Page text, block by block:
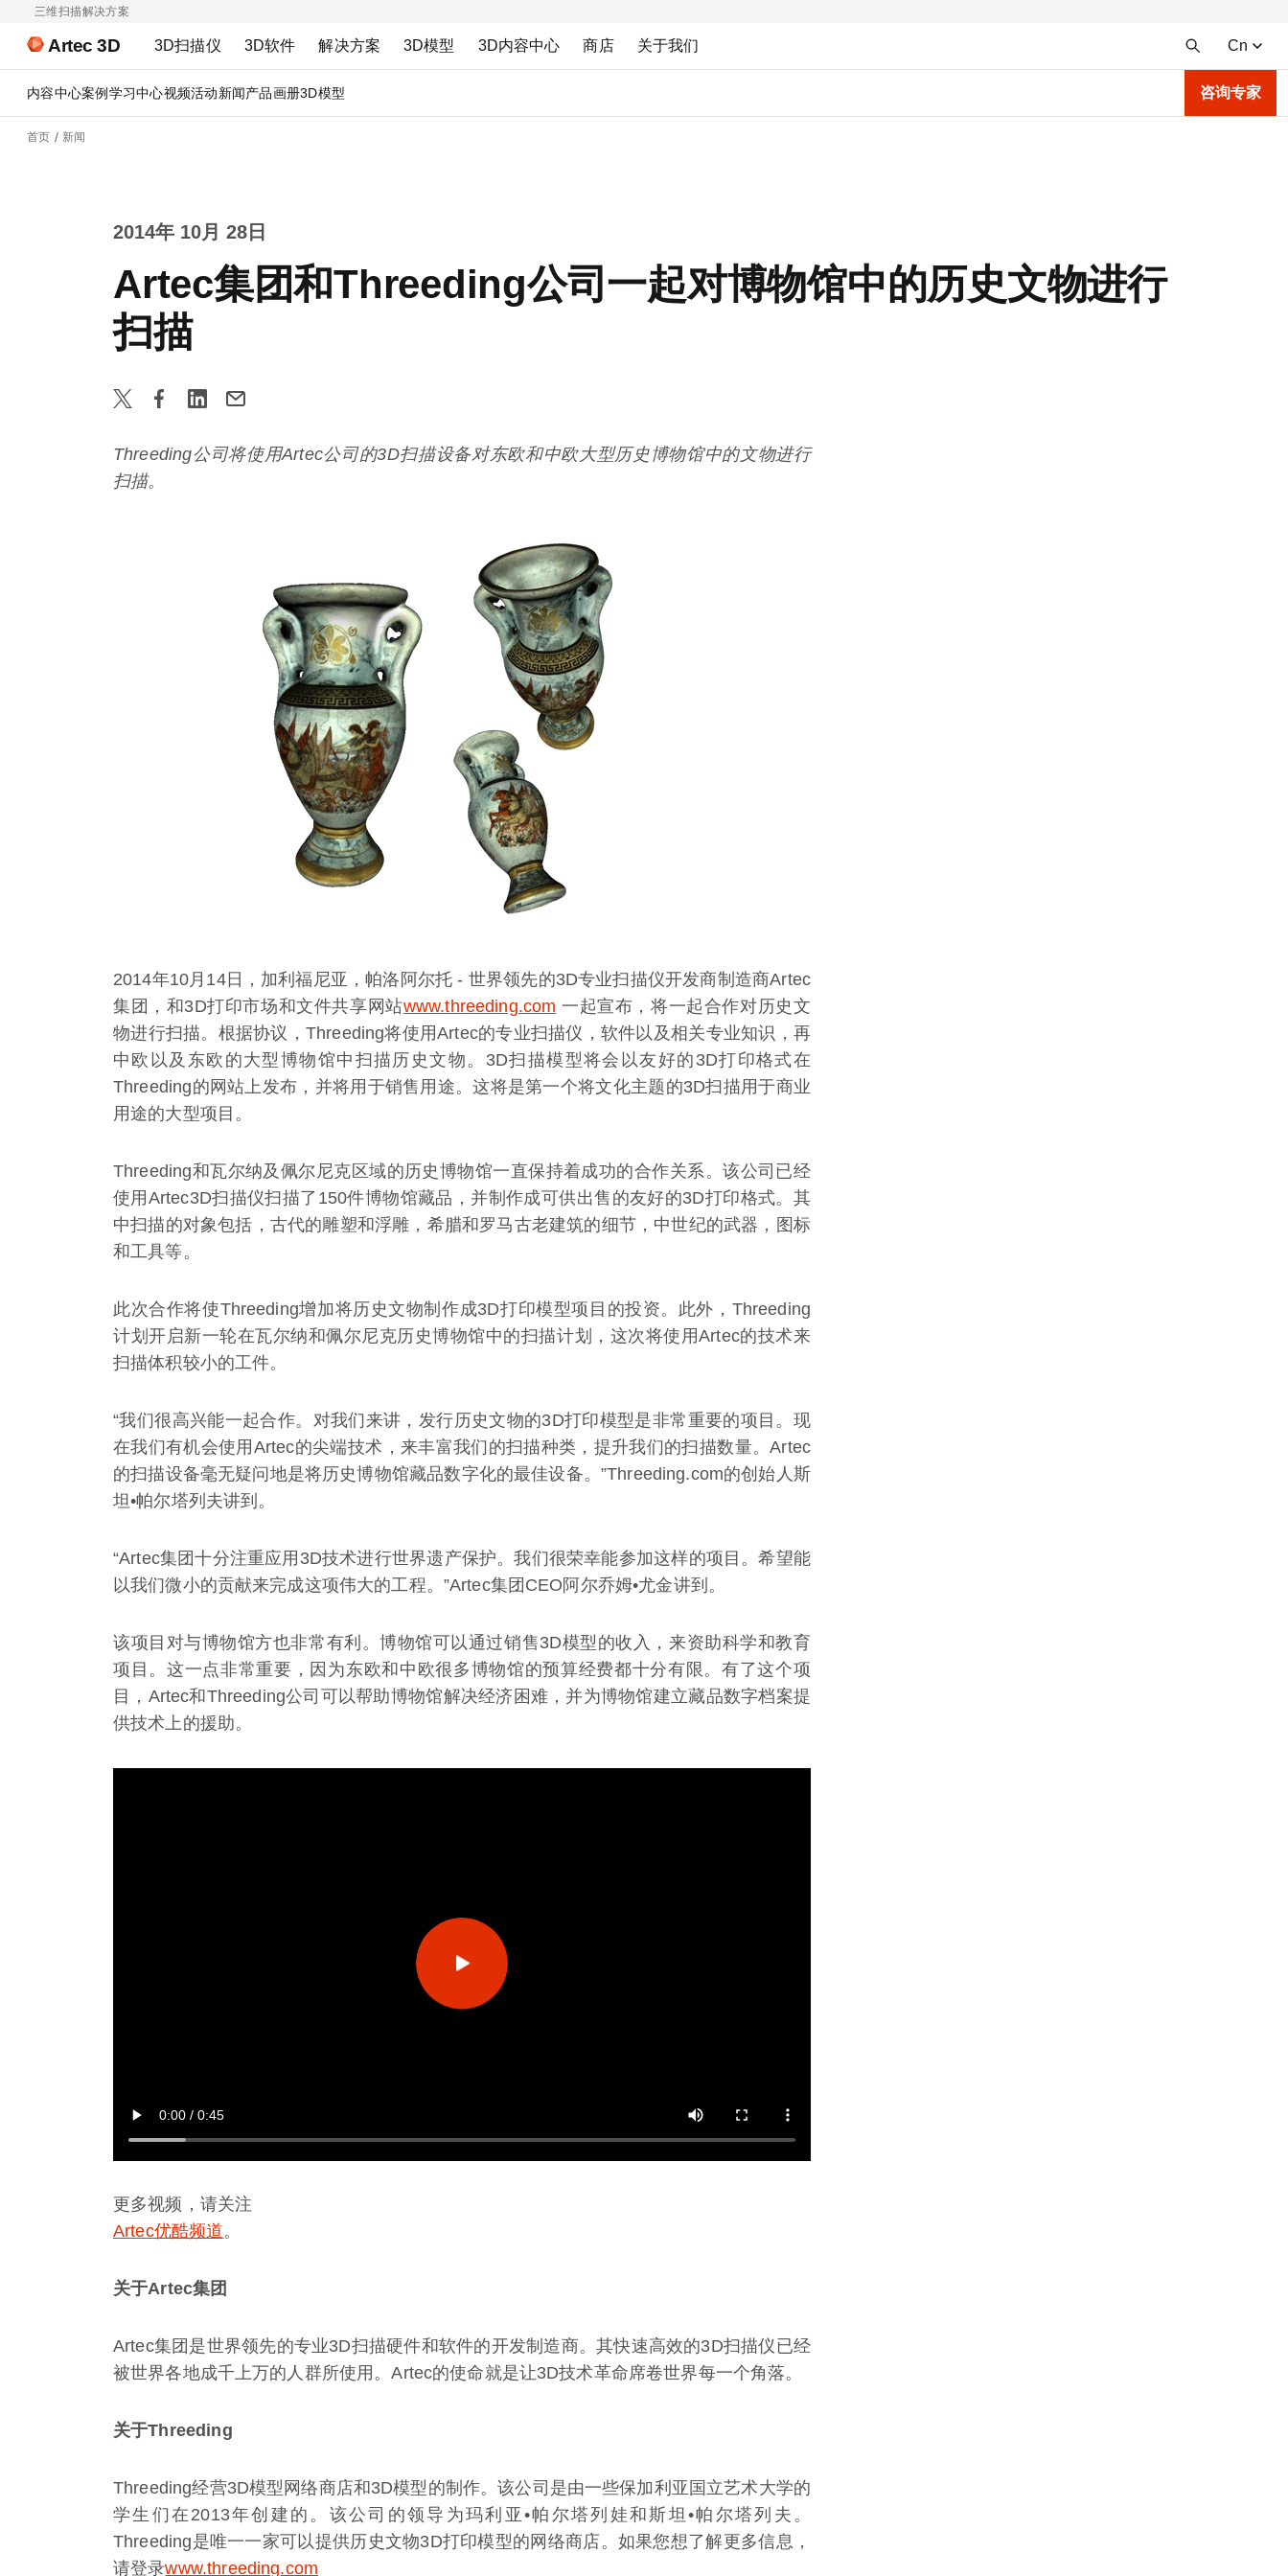
三维扫描解决方案
Artec 3D 3D扫描仪 3D软件 解决方案 3D模型 3D内容中心 商店 关于我们 Cn
内容中心案例 学习中心视频活动新闻产品画册3D模型 咨询专家
首页 新闻
2014年 10月 28日
Artec集团和Threeding公司一起对博物馆中的历史文物进行
扫描
Threeding公司将使用Artec公司的3D扫描设备对东欧和中欧大型历史博物馆中的文物进行
扫描。
2014年10月14日，加利福尼亚，帕洛阿尔托 - 世界领先的3D专业扫描仪开发商制造商Artec
集团，和3D打印市场和文件共享网站www.threeding.com 一起宣布，将一起合作对历史文
物进行扫描。根据协议，Threeding将使用Artec的专业扫描仪，软件以及相关专业知识，再
中欧以及东欧的大型博物馆中扫描历史文物。3D扫描模型将会以友好的3D打印格式在
Threeding的网站上发布，并将用于销售用途。这将是第一个将文化主题的3D扫描用于商业
用途的大型项目。
Threeding和瓦尔纳及佩尔尼克区域的历史博物馆一直保持着成功的合作关系。该公司已经
使用Artec3D扫描仪扫描了150件博物馆藏品，并制作成可供出售的友好的3D打印格式。其
中扫描的对象包括，古代的雕塑和浮雕，希腊和罗马古老建筑的细节，中世纪的武器，图标
和工具等。
此次合作将使Threeding增加将历史文物制作成3D打印模型项目的投资。此外，Threeding
计划开启新一轮在瓦尔纳和佩尔尼克历史博物馆中的扫描计划，这次将使用Artec的技术来
扫描体积较小的工件。
“我们很高兴能一起合作。对我们来讲，发行历史文物的3D打印模型是非常重要的项目。现
在我们有机会使用Artec的尖端技术，来丰富我们的扫描种类，提升我们的扫描数量。Artec
的扫描设备毫无疑问地是将历史博物馆藏品数字化的最佳设备。”Threeding.com的创始人斯
坦•帕尔塔列夫讲到。
“Artec集团十分注重应用3D技术进行世界遗产保护。我们很荣幸能参加这样的项目。希望能
以我们微小的贡献来完成这项伟大的工程。”Artec集团CEO阿尔乔姆•尤金讲到。
该项目对与博物馆方也非常有利。博物馆可以通过销售3D模型的收入，来资助科学和教育
项目。这一点非常重要，因为东欧和中欧很多博物馆的预算经费都十分有限。有了这个项
目，Artec和Threeding公司可以帮助博物馆解决经济困难，并为博物馆建立藏品数字档案提
供技术上的援助。
更多视频，请关注
Artec优酷频道。
关于Artec集团
Artec集团是世界领先的专业3D扫描硬件和软件的开发制造商。其快速高效的3D扫描仪已经
被世界各地成千上万的人群所使用。Artec的使命就是让3D技术革命席卷世界每一个角落。
关于Threeding
Threeding经营3D模型网络商店和3D模型的制作。该公司是由一些保加利亚国立艺术大学的
学生们在2013年创建的。该公司的领导为玛利亚•帕尔塔列娃和斯坦•帕尔塔列夫。
Threeding是唯一一家可以提供历史文物3D打印模型的网络商店。如果您想了解更多信息，
请登录www.threeding.com